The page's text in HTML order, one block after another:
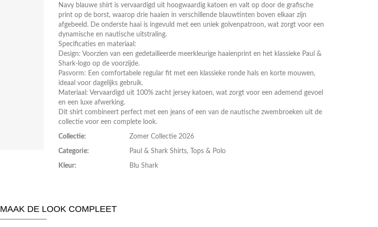
Navy blauwe shirt is vervaardigd uit hoogwaardig katoen en valt op door de grafische
print op de borst, waarop drie haaien in verschillende blauwtinten boven elkaar zijn
afgebeeld. De onderste haai is ingevuld met een uniek golvenpatroon, wat zorgt voor een
dynamische en nautische uitstraling.
Specificaties en materiaal:
Design: Voorzien van een gedetailleerde meerkleurige haaienprint en het klassieke Paul &
Shark-logo op de voorzijde.
Pasvorm: Een comfortabele regular fit met een klassieke ronde hals en korte mouwen,
ideaal voor dagelijks gebruik.
Materiaal: Vervaardigd uit 100% zacht jersey katoen, wat zorgt voor een ademend gevoel
en een luxe afwerking.
Dit shirt combineert perfect met een jeans of een van de nautische zwembroeken uit de
collectie voor een complete look.
Collectie: Zomer Collectie 2026
Categorie: Paul & Shark Shirts, Tops & Polo
Kleur: Blu Shark
MAAK DE LOOK COMPLEET